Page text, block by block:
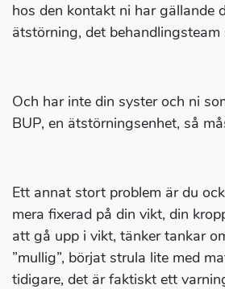
hos den kontakt ni har gällande
ätstörning, det
Och har inte din syster och ni
BUP, en ätstörningsenhet, så
Ett annat stort problem är du
mera fixerad på din vikt, din
att gå upp i vikt, tänker tankar
”mullig”, börjat strula lite med
tidigare, det är faktiskt ett